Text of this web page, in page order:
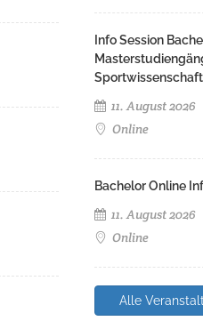
Info Session
Sportwissenschaft
11. August 2026
Online
Bachelor Online
11. August 2026
Online
Alle